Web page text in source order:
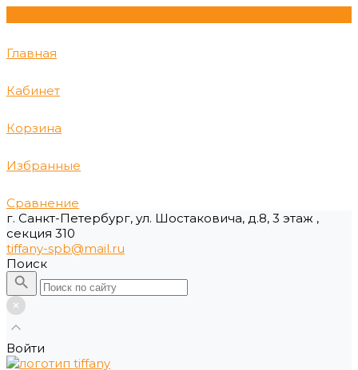
Главная
Кабинет
Корзина
Избранные
Сравнение
г. Санкт-Петербург, ул. Шостаковича, д.8, 3 этаж ,
секция 310
tiffany-spb@mail.ru
Поиск
Войти